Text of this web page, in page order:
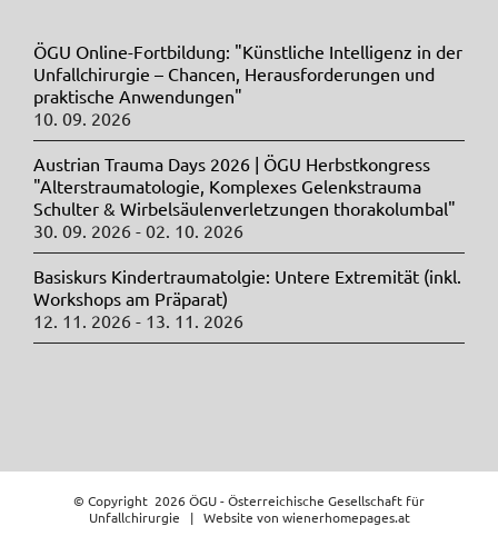
ÖGU Online-Fortbildung: "Künstliche Intelligenz in der
Unfallchirurgie – Chancen, Herausforderungen und
praktische Anwendungen"
10. 09. 2026
Austrian Trauma Days 2026 | ÖGU Herbstkongress
"Alterstraumatologie, Komplexes Gelenkstrauma
Schulter & Wirbelsäulenverletzungen thorakolumbal"
30. 09. 2026 - 02. 10. 2026
Basiskurs Kindertraumatolgie: Untere Extremität (inkl.
Workshops am Präparat)
12. 11. 2026 - 13. 11. 2026
© Copyright 2026 ÖGU - Österreichische Gesellschaft für
Unfallchirurgie | Website von wienerhomepages.at